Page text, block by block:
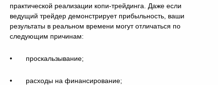
практической реализации копи-трейдинга. Даже если
ведущий трейдер демонстрирует прибыльность, ваши
результаты в реальном времени могут отличаться по
следующим причинам:
• проскальзывание;
• расходы на финансирование;